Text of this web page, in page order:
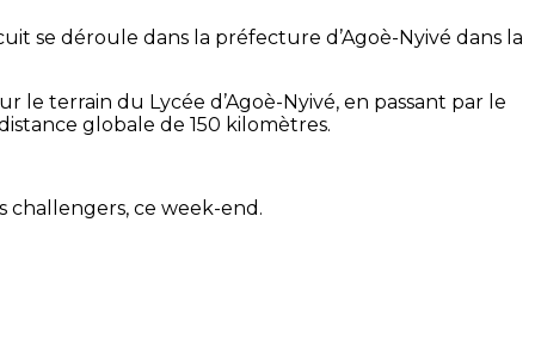
se déroule dans la préfecture d’Agoè-Nyivé dans la
le terrain du Lycée d’Agoè-Nyivé, en passant par le
globale de 150 kilomètres.
challengers, ce week-end.